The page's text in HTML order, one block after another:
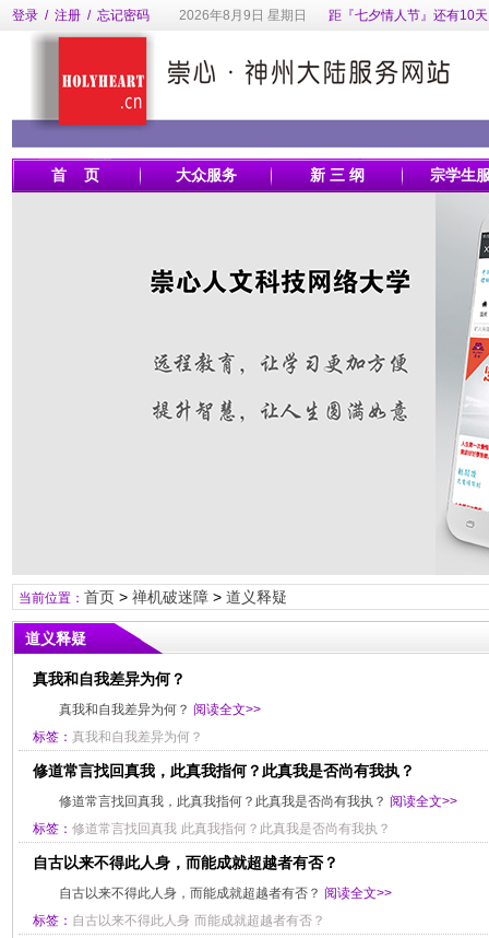
登录/ 注册/ 忘记密码 2026年8月9日 星期日 距『七夕情人节』还有10天
首 页 大众服务 新 三 纲 宗学生
当前位置： 首页> 禅机破迷障> 道义释疑
道义释疑
真我和自我差异为何？
真我和自我差异为何？ 阅读全文>>
标签： 真我和自我差异为何？
修道常言找回真我，此真我指何？此真我是否尚有我执？
修道常言找回真我，此真我指何？此真我是否尚有我执？ 阅读全文>>
标签： 修道常言找回真我 此真我指何？此真我是否尚有我执？
自古以来不得此人身，而能成就超越者有否？
自古以来不得此人身，而能成就超越者有否？ 阅读全文>>
标签： 自古以来不得此人身 而能成就超越者有否？